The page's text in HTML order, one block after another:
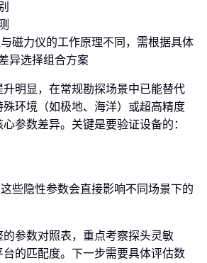
磁力仪的工作原理不同，需根据具体
异选择组合方案
升明显，在常规勘探场景中已能替代
环境（如极地、海洋）或超高精度
参数差异。关键是要验证设备的：
些隐性参数会直接影响不同场景下的
参数对照表，重点考察探头灵敏
的匹配度。下一步需要具体评估数